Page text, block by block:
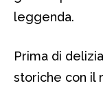
leggenda.
Prima di
storiche con il